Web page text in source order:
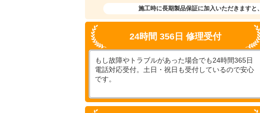
施工時に長期製品保証に加入いただきますと、
24時間 356日 修理受付
もし故障やトラブルがあった場合でも24時間365日
電話対応受付。土日・祝日も受付しているので安心
です。